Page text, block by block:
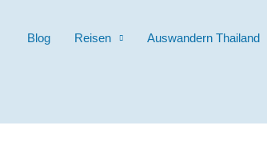
Blog Reisen Auswandern Thailand